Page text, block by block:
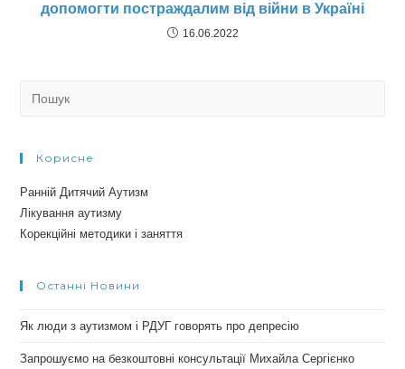
допомогти постраждалим від війни в Україні
16.06.2022
Корисне
Ранній Дитячий Аутизм
Лікування аутизму
Корекційні методики і заняття
Останні Новини
Як люди з аутизмом і РДУГ говорять про депресію
Запрошуємо на безкоштовні консультації Михайла Сергієнко